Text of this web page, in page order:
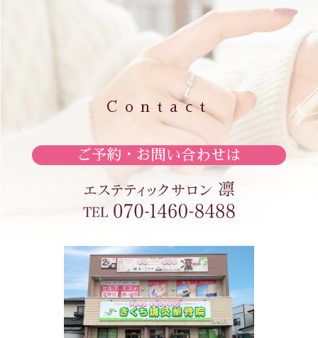
Contact
ご予約・お問い合わせは